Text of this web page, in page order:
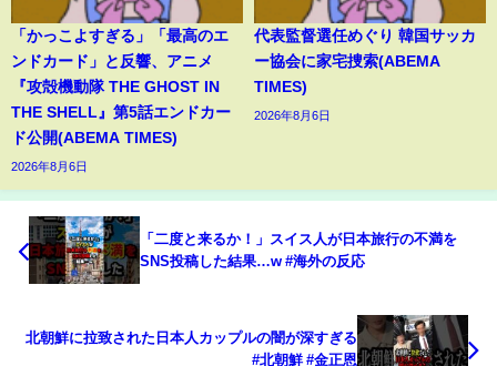
「かっこよすぎる」「最高のエ
ンドカード」と反響、アニメ
『攻殻機動隊 THE GHOST IN
THE SHELL』第5話エンドカー
ド公開(ABEMA TIMES)
2026年8月6日
代表監督選任めぐり 韓国サッカ
ー協会に家宅捜索(ABEMA
TIMES)
2026年8月6日
「二度と来るか！」スイス人が日本旅行の不満を
SNS投稿した結果…w #海外の反応
北朝鮮に拉致された日本人カップルの闇が深すぎる
#北朝鮮 #金正恩